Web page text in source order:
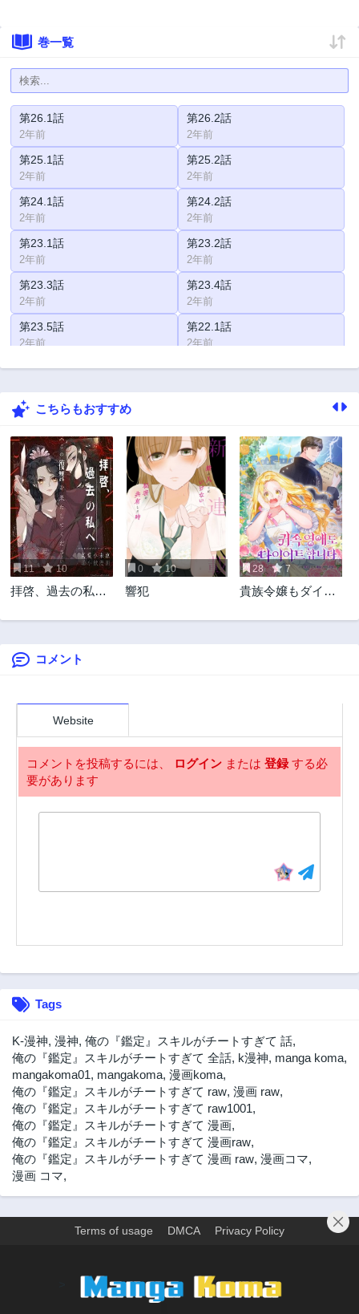
巻一覧
第26.1話
2年前
第26.2話
2年前
第25.1話
2年前
第25.2話
2年前
第24.1話
2年前
第24.2話
2年前
第23.1話
2年前
第23.2話
2年前
第23.3話
2年前
第23.4話
2年前
第23.5話
2年前
第22.1話
2年前
第22.2話 第22.3話
第22.4話
第21.2話
2年前
第20.1話
2年前
第20.2話
2年前
第20.3話
2年前
第19.1話
2年前
第19.2話
2年前
第19.3話
2年前
第19.4話
第19.5話 第18.1話
第18.2話
第17.2話
2年前 2年前
第16.1話
第14.2話
2年前
第14.4話
2年前
第13.1話
2年前
第13.2話
2年前
第12.1話
2年前
第12.2話
2年前
第12.25話
2年前
第12.3話
2年前
第11.1話
2年前 2年前
第10.4話
こちらもおすすめ
11 10
拝啓、過去の私へ
してくださいー
0 10
響犯
28 7
貴族令嬢もダイエ
コメント
Website
コメントを投稿するには、 ログイン または 登録する必
要があります
Tags
K-漫神, 漫神, 俺の『鑑定』スキルがチートすぎて 話,
俺の『鑑定』スキルがチートすぎて 全話, k漫神, manga koma,
mangakoma01, mangakoma, 漫画koma,
俺の『鑑定』スキルがチートすぎて raw, 漫画 raw,
俺の『鑑定』スキルがチートすぎて raw1001,
俺の『鑑定』スキルがチートすぎて 漫画,
俺の『鑑定』スキルがチートすぎて 漫画raw,
俺の『鑑定』スキルがチートすぎて 漫画 raw, 漫画コマ,
漫画 コマ,
Terms of usage DMCA Privacy Policy